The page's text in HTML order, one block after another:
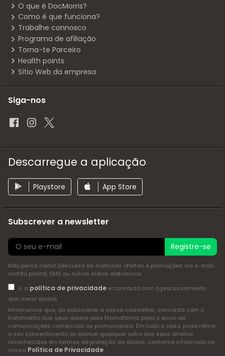
O que é DocMorris?
Como é que funciona?
Trabalhe connosco
Programa de afiliação
Torna-te Parceiro
Health points
Sítio Web da empresa
Siga-nos
Descarregue a aplicação
Playstore App Store
Subscrever a newsletter
Registre-se
Não perca nada! Descubra as melhores ofertas e promoções via e-mail,
cartão postal, SMS ou outros meios eletrónicos
Li a política de privacidadee concordo com o processamento
dos meus dados
Informamos que, ao subscrever a nossa newsletter, concorda com o
tratamento dos seus dados pela Promofarma para o envio de
comunicações comerciais ou promocionais. Em todo o caso, pode retirar
o seu consentimento ou exercer qualquer outro dos seus direitos
reconhecidos em termos de proteção de dados, conforme informado na
nossa Política de Privacidade.